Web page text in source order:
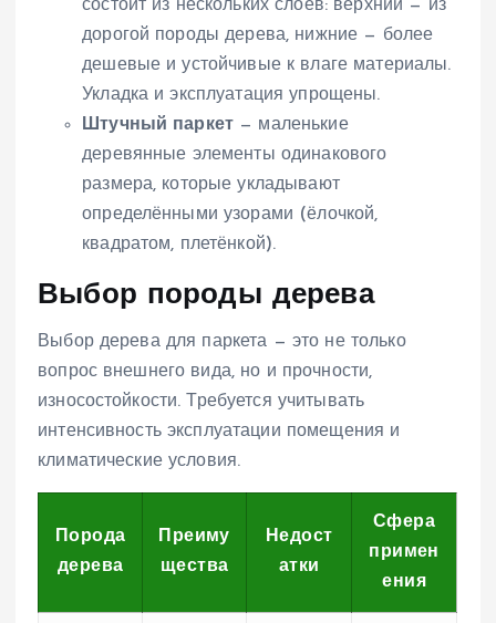
состоит из нескольких слоев: верхний — из
дорогой породы дерева, нижние — более
дешевые и устойчивые к влаге материалы.
Укладка и эксплуатация упрощены.
Штучный паркет — маленькие
деревянные элементы одинакового
размера, которые укладывают
определёнными узорами (ёлочкой,
квадратом, плетёнкой).
Выбор породы дерева
Выбор дерева для паркета — это не только
вопрос внешнего вида, но и прочности,
износостойкости. Требуется учитывать
интенсивность эксплуатации помещения и
климатические условия.
Порода
дерева
Преиму
щества
Недост
атки
Сфера
примен
ения